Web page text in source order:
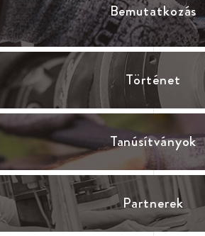
Bemutatkozás
Történet
Tanúsítványok
Partnerek